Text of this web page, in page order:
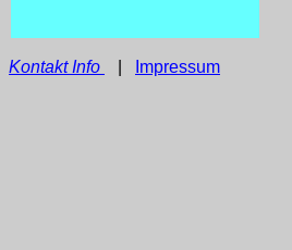
Kontakt Info Impressum